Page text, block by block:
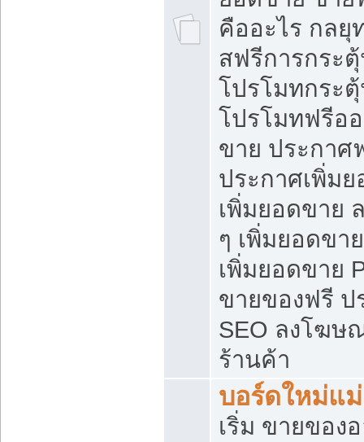
คืออะไร กลยุ
สฟรีการกระ
โปรโมทกระ
โปรโมทฟรีอ
ขาย ประกาศ
ประกาศเพิ่ม
เพิ่มยอดขาย
ๆ เพิ่มยอดขา
เพิ่มยอดขาย
ขายของฟรี ป
SEO ลงโฆษ
ร้านค้า
บอร์ดใหม่แ
เริ่ม ขายของ